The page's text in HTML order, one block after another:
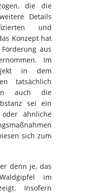
die die
Details
und
Konzept hat
aus
Im
in dem
tatsächlich
auch die
sei ein
ähnliche
sich zum
denn je, das
im
Insofern